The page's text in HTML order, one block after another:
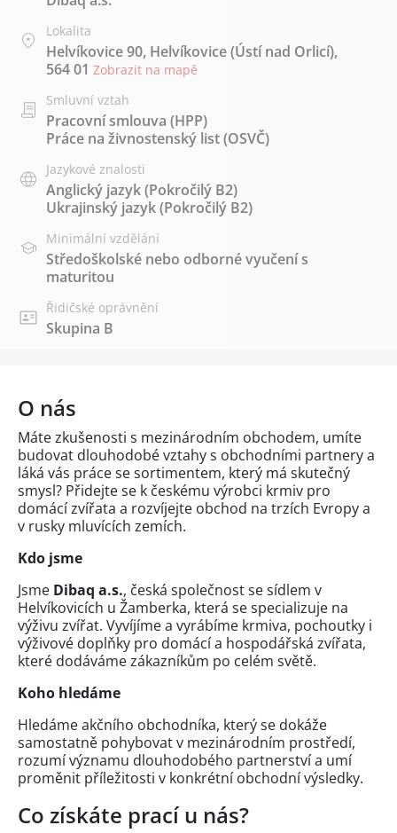
Lokalita
Helvíkovice 90, Helvíkovice (Ústí nad Orlicí),
564 01 Zobrazit na mapě
Smluvní vztah
Pracovní smlouva (HPP)
Práce na živnostenský list (OSVČ)
Jazykové znalosti
Anglický jazyk(Pokročilý B2)
Ukrajinský jazyk(Pokročilý B2)
Minimální vzdělání
Středoškolské nebo odborné vyučení s
maturitou
Řidičské oprávnění
Skupina B
O nás
Máte zkušenosti s mezinárodním obchodem, umíte
budovat dlouhodobé vztahy s obchodními partnery a
láká vás práce se sortimentem, který má skutečný
smysl? Přidejte se k českému výrobci krmiv pro
domácí zvířata a rozvíjejte obchod na trzích Evropy a
v rusky mluvících zemích.
Kdo jsme
Jsme Dibaq a.s., česká společnost se sídlem v
Helvíkovicích u Žamberka, která se specializuje na
výživu zvířat. Vyvíjíme a vyrábíme krmiva, pochoutky i
výživové doplňky pro domácí a hospodářská zvířata,
které dodáváme zákazníkům po celém světě.
Koho hledáme
Hledáme akčního obchodníka, který se dokáže
samostatně pohybovat v mezinárodním prostředí,
rozumí významu dlouhodobého partnerství a umí
proměnit příležitosti v konkrétní obchodní výsledky.
Co získáte prací u nás?